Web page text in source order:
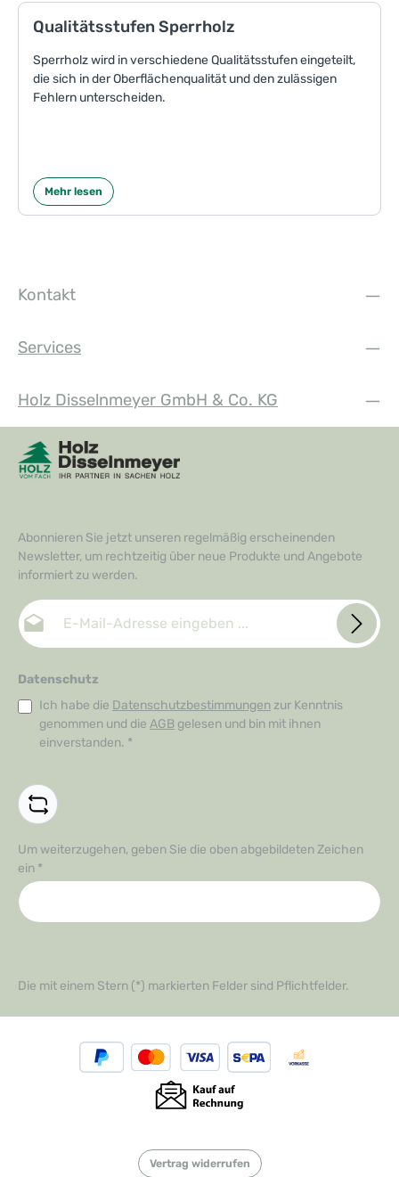
Qualitätsstufen Sperrholz
Sperrholz wird in verschiedene Qualitätsstufen eingeteilt,
die sich in der Oberflächenqualität und den zulässigen
Fehlern unterscheiden.
Mehr lesen
Kontakt
Services
Holz Disselnmeyer GmbH & Co. KG
Abonnieren Sie jetzt unseren regelmäßig erscheinenden
Newsletter, um rechtzeitig über neue Produkte und Angebote
informiert zu werden.
E-Mail-Adresse*
Datenschutz
Ich habe die Datenschutzbestimmungen zur Kenntnis
genommen und die AGB gelesen und bin mit ihnen
einverstanden. *
Um weiterzugehen, geben Sie die oben abgebildeten Zeichen
ein *
Die mit einem Stern (*) markierten Felder sind Pflichtfelder.
Vertrag widerrufen